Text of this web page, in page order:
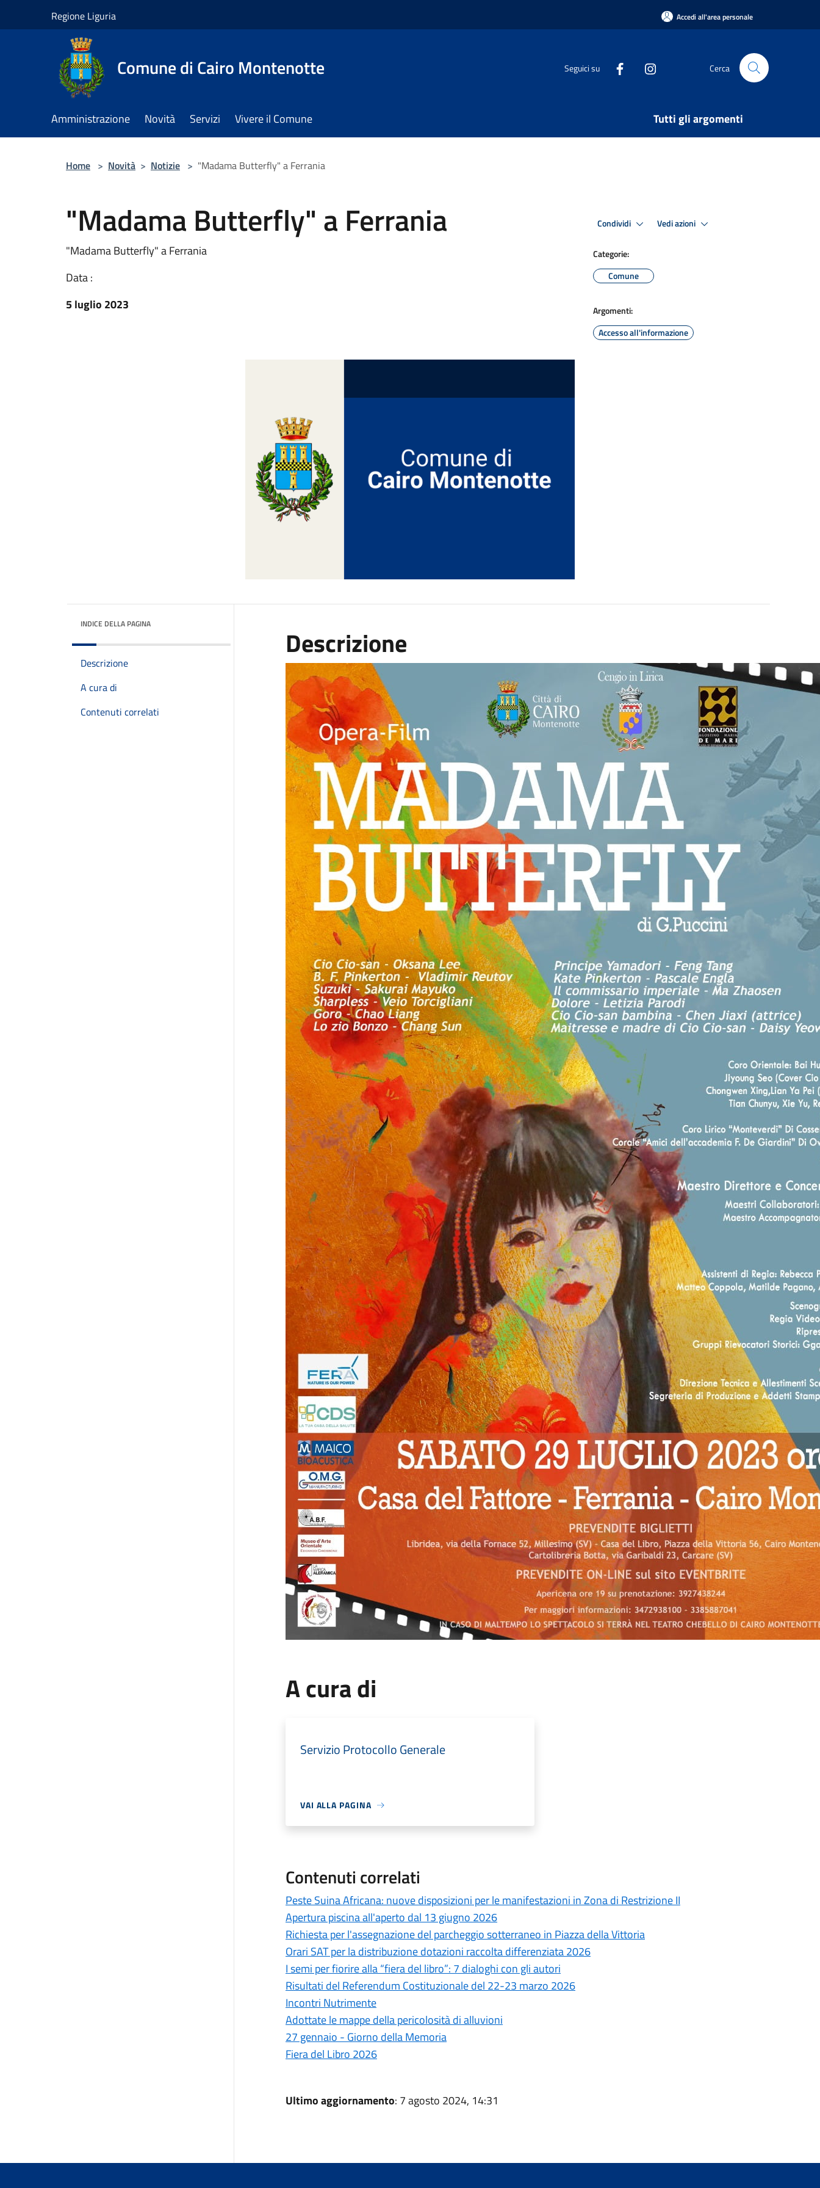
Regione Liguria Accedi all'area personale
Comune di Cairo Montenotte Seguici su Cerca
Amministrazione Novità Servizi Vivere il Comune Tutti gli argomenti
Home > Novità > Notizie > "Madama Butterfly" a Ferrania
"Madama Butterfly" a Ferrania
"Madama Butterfly" a Ferrania
Data :
5 luglio 2023
Condividi Vedi azioni
Categorie:
Comune
Argomenti:
Accesso all'informazione
INDICE DELLA PAGINA
Descrizione
A cura di
Contenuti correlati
Descrizione
A cura di
Servizio Protocollo Generale
VAI ALLA PAGINA
Contenuti correlati
Peste Suina Africana: nuove disposizioni per le manifestazioni in Zona di Restrizione II
Apertura piscina all'aperto dal 13 giugno 2026
Richiesta per l'assegnazione del parcheggio sotterraneo in Piazza della Vittoria
Orari SAT per la distribuzione dotazioni raccolta differenziata 2026
I semi per fiorire alla “fiera del libro”: 7 dialoghi con gli autori
Risultati del Referendum Costituzionale del 22-23 marzo 2026
Incontri Nutrimente
Adottate le mappe della pericolosità di alluvioni
27 gennaio - Giorno della Memoria
Fiera del Libro 2026
Ultimo aggiornamento: 7 agosto 2024, 14:31